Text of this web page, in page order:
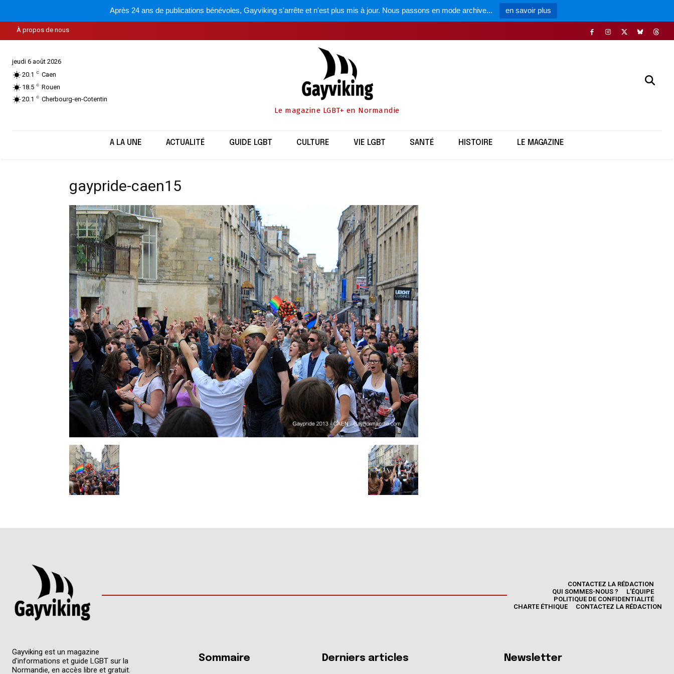
Après 24 ans de publications bénévoles, Gayviking s'arrête et n'est plus mis à jour. Nous passons en mode archive... en savoir plus
À propos de nous
jeudi 6 août 2026
20.1
C Caen
18.5 C Rouen
20.1
C Cherbourg-en-Cotentin
Le magazine LGBT+ en Normandie
A LA UNE ACTUALITÉ GUIDE LGBT CULTURE VIE LGBT SANTÉ HISTOIRE LE MAGAZINE
gaypride-caen15
CONTACTEZ LA RÉDACTION
QUI SOMMES-NOUS ?
L’ÉQUIPE
POLITIQUE DE CONFIDENTIALITÉ
CHARTE ÉTHIQUE
CONTACTEZ LA RÉDACTION
Gayviking est un magazine
d'informations et guide LGBT sur la
Normandie, en accès libre et gratuit.
Sommaire Derniers articles Newsletter